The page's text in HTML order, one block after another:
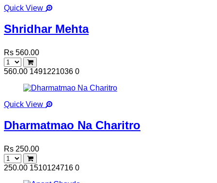
Quick View
Shridhar Mehta
Rs 560.00
560.00 1491221036 0
Quick View
Dharmatmao Na Charitro
Rs 250.00
250.00 1510124716 0